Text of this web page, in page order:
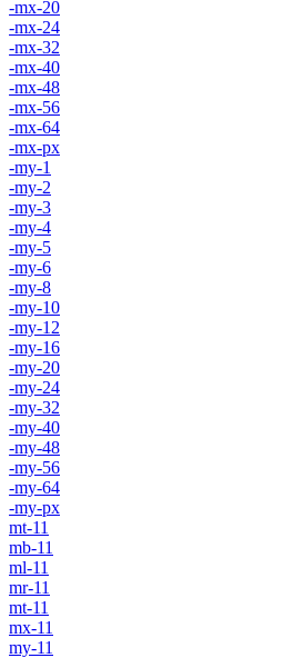
-mx-20
-mx-24
-mx-32
-mx-40
-mx-48
-mx-56
-mx-64
-mx-px
-my-1
-my-2
-my-3
-my-4
-my-5
-my-6
-my-8
-my-10
-my-12
-my-16
-my-20
-my-24
-my-32
-my-40
-my-48
-my-56
-my-64
-my-px
mt-11
mb-11
ml-11
mr-11
mt-11
mx-11
my-11